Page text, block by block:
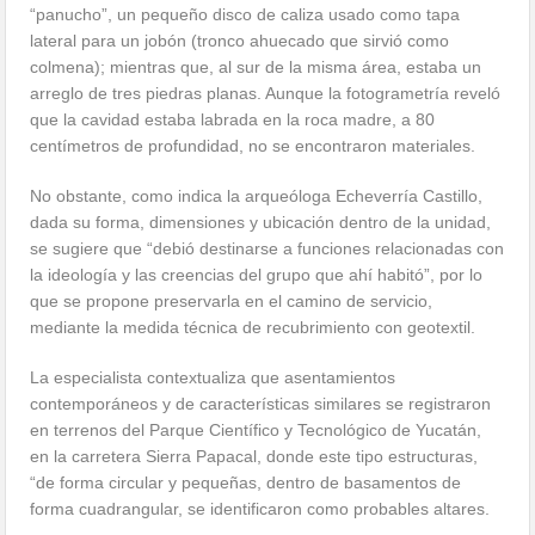
“panucho”, un pequeño disco de caliza usado como tapa
lateral para un jobón (tronco ahuecado que sirvió como
colmena); mientras que, al sur de la misma área, estaba un
arreglo de tres piedras planas. Aunque la fotogrametría reveló
que la cavidad estaba labrada en la roca madre, a 80
centímetros de profundidad, no se encontraron materiales.
No obstante, como indica la arqueóloga Echeverría Castillo,
dada su forma, dimensiones y ubicación dentro de la unidad,
se sugiere que “debió destinarse a funciones relacionadas con
la ideología y las creencias del grupo que ahí habitó”, por lo
que se propone preservarla en el camino de servicio,
mediante la medida técnica de recubrimiento con geotextil.
La especialista contextualiza que asentamientos
contemporáneos y de características similares se registraron
en terrenos del Parque Científico y Tecnológico de Yucatán,
en la carretera Sierra Papacal, donde este tipo estructuras,
“de forma circular y pequeñas, dentro de basamentos de
forma cuadrangular, se identificaron como probables altares.